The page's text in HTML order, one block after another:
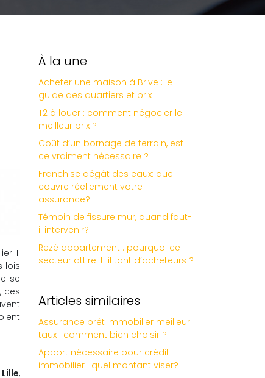
Il
lois
se
ces
,
À la une
Acheter une maison à Brive : le
guide des quartiers et prix
T2 à louer : comment négocier le
meilleur prix ?
Coût d’un bornage de terrain, est-
ce vraiment nécessaire ?
Franchise dégât des eaux: que
couvre réellement votre
assurance?
Témoin de fissure mur, quand faut-
il intervenir?
Rezé appartement : pourquoi ce
secteur attire-t-il tant d’acheteurs ?
Articles similaires
Assurance prêt immobilier meilleur
taux : comment bien choisir ?
Apport nécessaire pour crédit
immobilier : quel montant viser?